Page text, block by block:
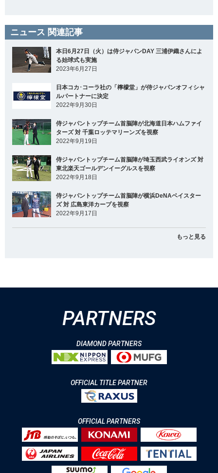
ニュース 関連記事
本日6月27日（火）は侍ジャパンDAY 三浦伊織さんによ
る始球式も実施
2023年6月27日
日本コカ･コーラ社の「檸檬堂」が侍ジャパンオフィシャ
ルパートナーに決定
2022年9月30日
侍ジャパントップチーム首脳陣が北海道日本ハムファイ
ターズ 対 千葉ロッテマリーンズを視察
2022年9月19日
侍ジャパントップチーム首脳陣が埼玉西武ライオンズ 対
東北楽天ゴールデンイーグルスを視察
2022年9月18日
侍ジャパントップチーム首脳陣が横浜DeNAベイスター
ズ 対 広島東洋カープを視察
2022年9月17日
もっと見る
PARTNERS
DIAMOND PARTNERS
OFFICIAL TITLE PARTNER
OFFICIAL PARTNERS